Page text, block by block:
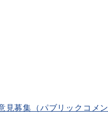
見募集（パブリックコメン